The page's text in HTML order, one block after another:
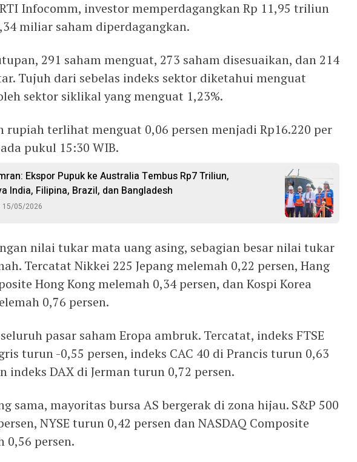
Infocomm, investor memperdagangkan Rp 11,95 triliun
miliar saham diperdagangkan.
291 saham menguat, 273 saham disesuaikan, dan 214
Tujuh dari sebelas indeks sektor diketahui menguat
sektor siklikal yang menguat 1,23%.
rupiah terlihat menguat 0,06 persen menjadi Rp16.220 per
pukul 15:30 WIB.
Ekspor Pupuk ke Australia Tembus Rp7 Triliun,
India, Filipina, Brazil, dan Bangladesh
15/05/2026
nilai tukar mata uang asing, sebagian besar nilai tukar
Tercatat Nikkei 225 Jepang melemah 0,22 persen, Hang
Hong Kong melemah 0,34 persen, dan Kospi Korea
0,76 persen.
pasar saham Eropa ambruk. Tercatat, indeks FTSE
turun -0,55 persen, indeks CAC 40 di Prancis turun 0,63
indeks DAX di Jerman turun 0,72 persen.
sama, mayoritas bursa AS bergerak di zona hijau. S&P 500
NYSE turun 0,42 persen dan NASDAQ Composite
0,56 persen.